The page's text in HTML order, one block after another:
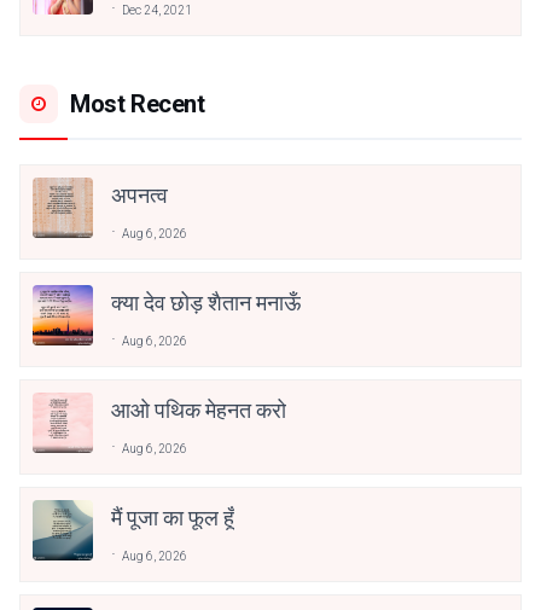
Dec 24, 2021
Most Recent
अपनत्व
Aug 6, 2026
क्या देव छोड़ शैतान मनाऊँ
Aug 6, 2026
आओ पथिक मेहनत करो
Aug 6, 2026
मैं पूजा का फूल हूँ
Aug 6, 2026